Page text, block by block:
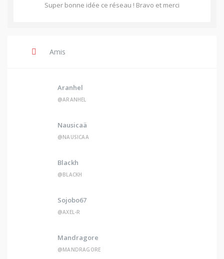
Super bonne idée ce réseau ! Bravo et merci
Amis
Aranhel
@ARANHEL
Nausicaä
@NAUSICAA
Blackh
@BLACKH
Sojobo67
@AXEL-R
Mandragore
@MANDRAGORE